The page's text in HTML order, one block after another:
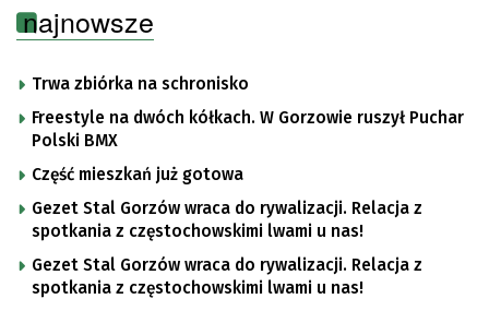
najnowsze
Trwa zbiórka na schronisko
Freestyle na dwóch kółkach. W Gorzowie ruszył Puchar
Polski BMX
Część mieszkań już gotowa
Gezet Stal Gorzów wraca do rywalizacji. Relacja z
spotkania z częstochowskimi lwami u nas!
Gezet Stal Gorzów wraca do rywalizacji. Relacja z
spotkania z częstochowskimi lwami u nas!